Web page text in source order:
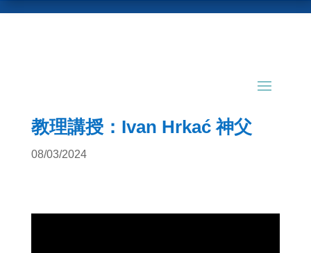
教理講授：Ivan Hrkać 神父
08/03/2024